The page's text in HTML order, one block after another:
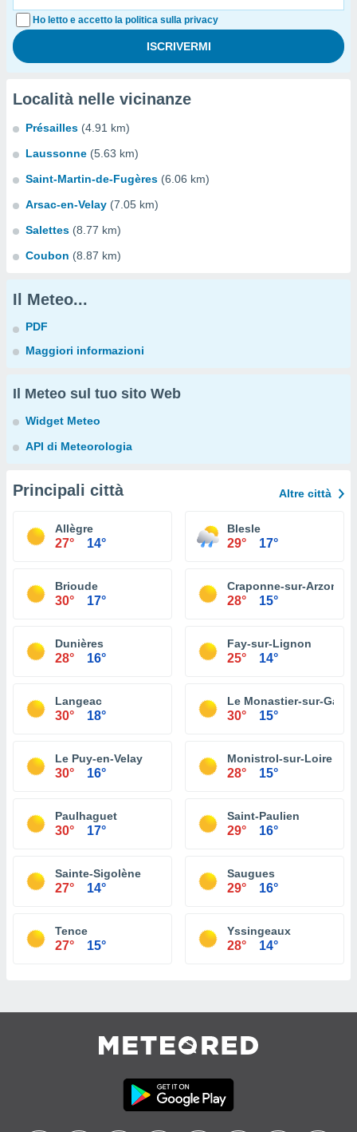
Ho letto e accetto la politica sulla privacy
Località nelle vicinanze
Présailles (4.91 km)
Laussonne (5.63 km)
Saint-Martin-de-Fugères (6.06 km)
Arsac-en-Velay (7.05 km)
Salettes (8.77 km)
Coubon (8.87 km)
Il Meteo...
PDF
Maggiori informazioni
Il Meteo sul tuo sito Web
Widget Meteo
API di Meteorologia
Principali città Altre città
Allègre
27° 14°
Blesle
29° 17°
Brioude
30° 17°
Craponne-sur-Arzon
28° 15°
Dunières
28° 16°
Fay-sur-Lignon
25° 14°
Langeac
30° 18°
Le Monastier-sur-
30° 15°
Le Puy-en-Velay
30° 16°
Monistrol-sur-Loire
28° 15°
Paulhaguet
30° 17°
Saint-Paulien
29° 16°
Sainte-Sigolène
27° 14°
Saugues
29° 16°
Tence
27° 15°
Yssingeaux
28° 14°